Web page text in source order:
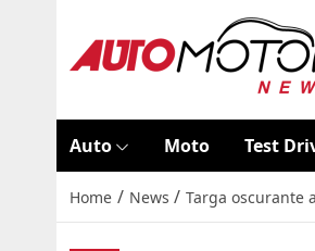
Auto Moto Test
Home / News / Targa oscurante